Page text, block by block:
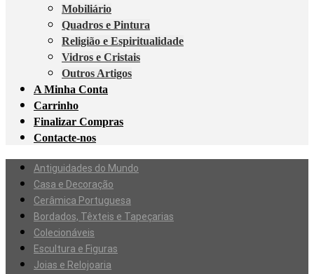
Mobiliário
Quadros e Pintura
Religião e Espiritualidade
Vidros e Cristais
Outros Artigos
A Minha Conta
Carrinho
Finalizar Compras
Contacte-nos
Antiguidades do Mundo
Casa e Decoração
Cerâmica Portuguesa
Bordados, Têxteis e Tapeçarias
Colecionáveis
Escultura e Figuras
Joias e Relojoaria